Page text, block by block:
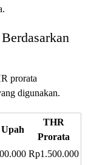
prorata
digunakan.
THR
Prorata
Rp1.500.000